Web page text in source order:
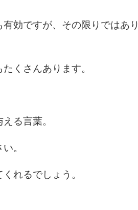
効ですが、その限りではあり
くさんあります。
る言葉。
。
れるでしょう。